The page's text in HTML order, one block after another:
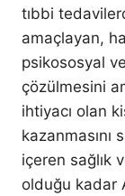
tıbbi
amaçlayan,
psikososyal
çözülmesini
ihtiyacı olan
kazanmasını
içeren sağlık
olduğu kadar